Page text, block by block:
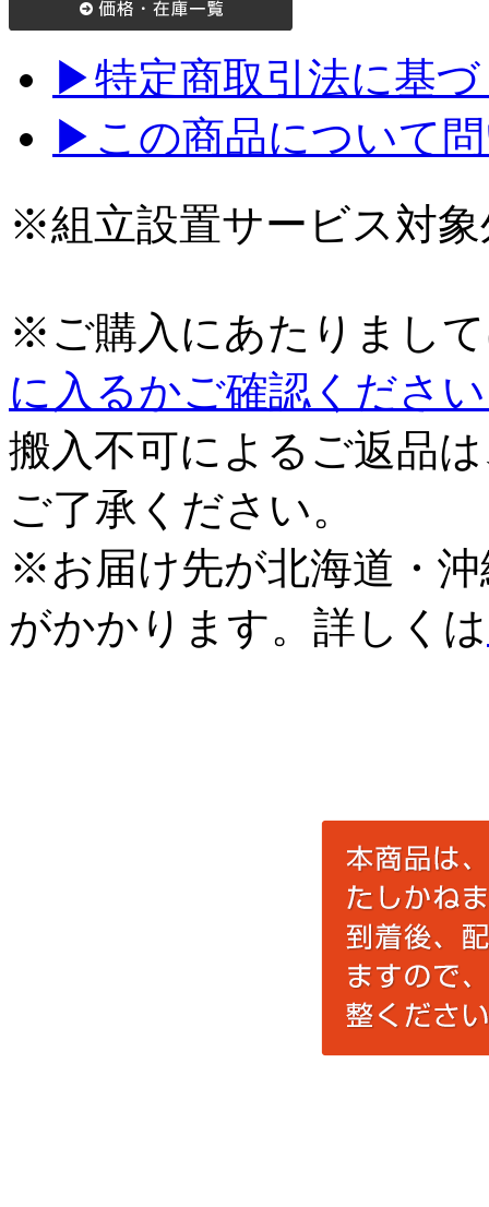
▶特定商取引法に基
▶この商品について
※組立設置サービス対象
※ご購入にあたりまし
に入るかご確認くださ
搬入不可によるご返品
ご了承ください。
※お届け先が北海道・
がかかります。詳しくは